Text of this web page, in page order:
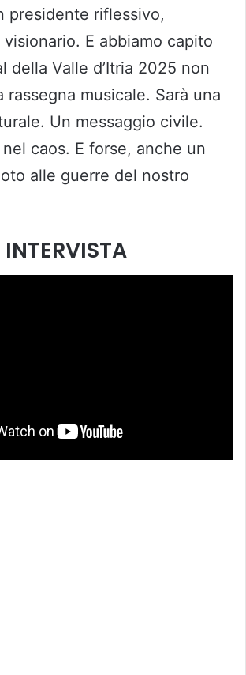
presidente riflessivo,
E abbiamo capito
della Valle d’Itria 2025 non
rassegna musicale. Sarà una
Un messaggio civile.
caos. E forse, anche un
alle guerre del nostro